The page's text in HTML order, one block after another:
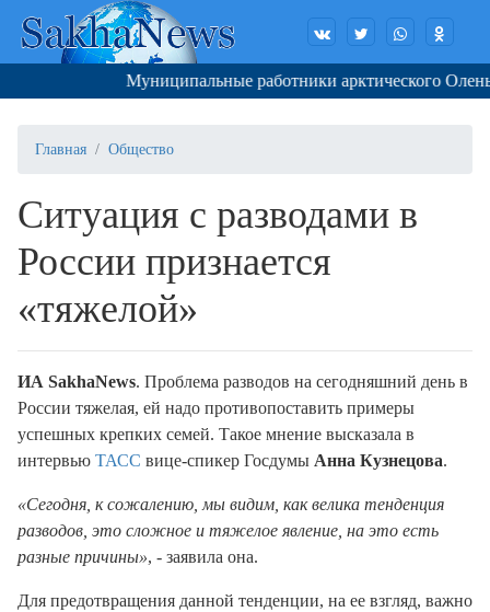
Муниципальные работники арктического
Главная Общество
Ситуация с разводами в
России признается
«тяжелой»
ИА SakhaNews. Проблема разводов на сегодняшний день в
России тяжелая, ей надо противопоставить примеры
успешных крепких семей. Такое мнение высказала в
интервью ТАСС вице-спикер Госдумы Анна Кузнецова.
«Сегодня, к сожалению, мы видим, как велика тенденция
разводов, это сложное и тяжелое явление, на это есть
разные причины», - заявила она.
Для предотвращения данной тенденции, на ее взгляд, важно